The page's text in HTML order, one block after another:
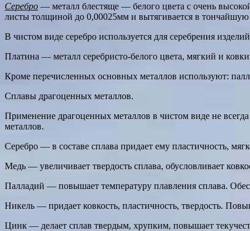
Серебро — металл блестяще — белого цвета с очень
листы толщиной до 0,00025мм и вытягивается в
В чистом виде серебро используется для серебрения
Платина — металл серебристо-белого цвета, мягкий и
Кроме перечисленных основных металлов используют:
Сплавы драгоценных металлов.
Применение драгоценных металлов в чистом виде не
металлов.
Серебро — в составе сплава придает ему пластичность,
Медь — увеличивает твердость сплава, обусловливает
Палладий — повышает температуру плавления сплава.
Никель — придает ковкость, пластичность, твердость.
Цинк — делает сплав твердым, хрупким, повышает